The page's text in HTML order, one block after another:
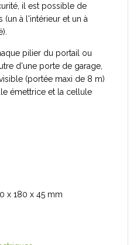
il est possible de
à l'intérieur et un à
pilier du portail ou
d'une porte de garage,
(portée maxi de 8 m)
émettrice et la cellule
x 180 x 45 mm